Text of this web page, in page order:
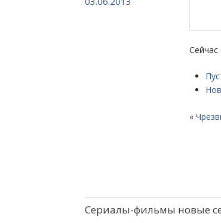
Сейчас
«
Сериалы-фильмы новые